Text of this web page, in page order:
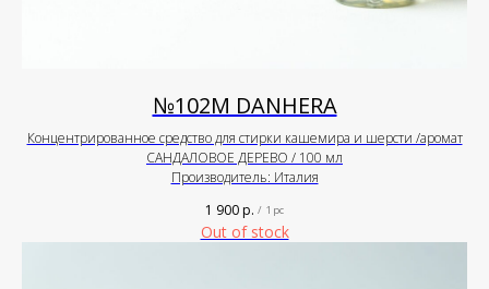
№102М DANHERA
Концентрированное средство для стирки кашемира и шерсти /аромат
САНДАЛОВОЕ ДЕРЕВО / 100 мл
Производитель: Италия
1 900р. / 1 pc
Out of stock